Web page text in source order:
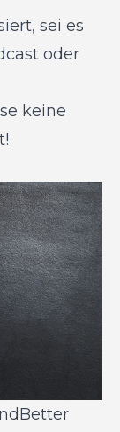
sei es
oder
keine